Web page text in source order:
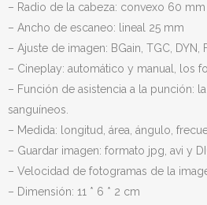
– Radio de la cabeza: convexo 60 mm
– Ancho de escaneo: lineal 25 mm
– Ajuste de imagen: BGain, TGC,
– Cineplay: automático y manual,
– Función de asistencia a la punción:
sanguíneos.
– Medida: longitud, área, ángulo,
– Guardar imagen: formato jpg, avi y
– Velocidad de fotogramas de la
– Dimensión: 11 * 6 * 2 cm